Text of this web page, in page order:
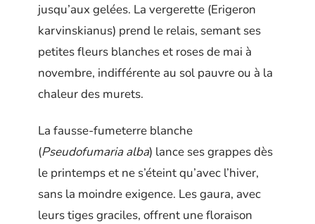
jusqu’aux gelées. La vergerette (Erigeron
karvinskianus) prend le relais, semant ses
petites fleurs blanches et roses de mai à
novembre, indifférente au sol pauvre ou à la
chaleur des murets.
La fausse-fumeterre blanche
(Pseudofumaria alba) lance ses grappes dès
le printemps et ne s’éteint qu’avec l’hiver,
sans la moindre exigence. Les gaura, avec
leurs tiges graciles, offrent une floraison